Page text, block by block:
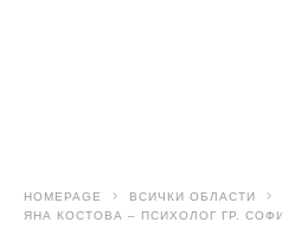
HOMEPAGE ВСИЧКИ ОБЛАСТИ
ЯНА КОСТОВА – ПСИХОЛОГ ГР.